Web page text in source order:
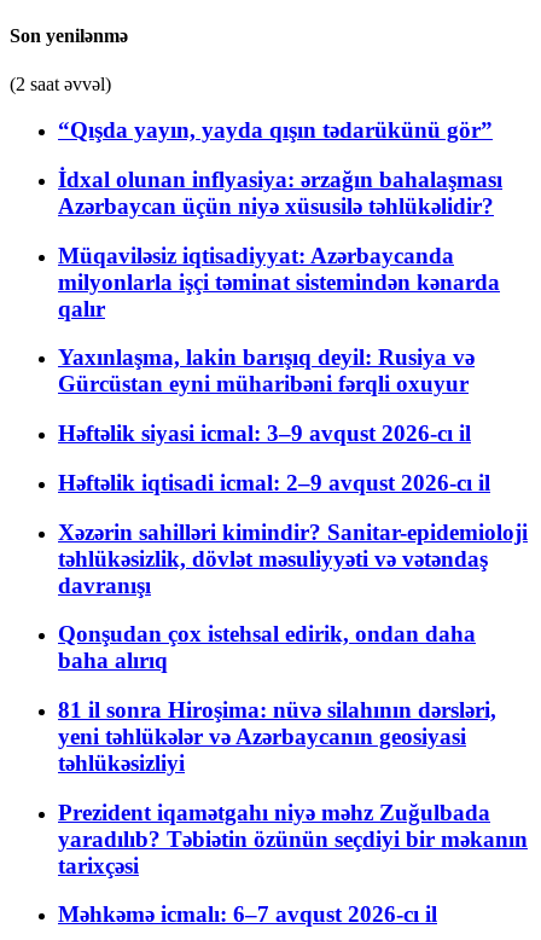
Son yenilənmə
(2 saat əvvəl)
“Qışda yayın, yayda qışın tədarükünü gör”
İdxal olunan inflyasiya: ərzağın bahalaşması
Azərbaycan üçün niyə xüsusilə təhlükəlidir?
Müqaviləsiz iqtisadiyyat: Azərbaycanda
milyonlarla işçi təminat sistemindən kənarda
qalır
Yaxınlaşma, lakin barışıq deyil: Rusiya və
Gürcüstan eyni müharibəni fərqli oxuyur
Həftəlik siyasi icmal: 3–9 avqust 2026-cı il
Həftəlik iqtisadi icmal: 2–9 avqust 2026-cı il
Xəzərin sahilləri kimindir? Sanitar-epidemioloji
təhlükəsizlik, dövlət məsuliyyəti və vətəndaş
davranışı
Qonşudan çox istehsal edirik, ondan daha
baha alırıq
81 il sonra Hiroşima: nüvə silahının dərsləri,
yeni təhlükələr və Azərbaycanın geosiyasi
təhlükəsizliyi
Prezident iqamətgahı niyə məhz Zuğulbada
yaradılıb? Təbiətin özünün seçdiyi bir məkanın
tarixçəsi
Məhkəmə icmalı: 6–7 avqust 2026-cı il